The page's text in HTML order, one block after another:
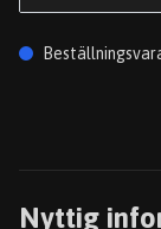
Nyttig